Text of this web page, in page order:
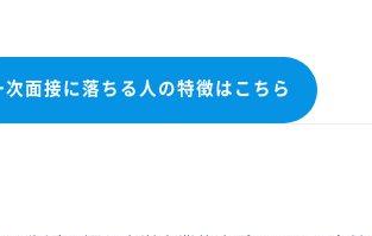
次面接に落ちる人の特徴はこちら